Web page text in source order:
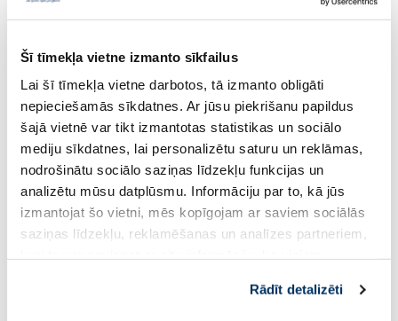
Šī tīmekļa vietne izmanto sīkfailus
Lai šī tīmekļa vietne darbotos, tā izmanto obligāti
nepieciešamās sīkdatnes. Ar jūsu piekrišanu papildus
šajā vietnē var tikt izmantotas statistikas un sociālo
mediju sīkdatnes, lai personalizētu saturu un reklāmas,
nodrošinātu sociālo saziņas līdzekļu funkcijas un
analizētu mūsu datplūsmu. Informāciju par to, kā jūs
izmantojat šo vietni, mēs kopīgojam ar saviem sociālās
saziņas līdzekļu, reklamēšanas un analīzes partneriem,
pakalpojumus. Ja piekrītat šo papildu sīkdatņu
Rādīt detalizēti
NIZORAL 20 mg/ml ketokonazola
pret blaugznām šampūns, 60 ml
15.27 €
Pirkt
gab.
Cena
21.49 €
Page 1 of 5
Saules aizsardzībai vasarā ☀️